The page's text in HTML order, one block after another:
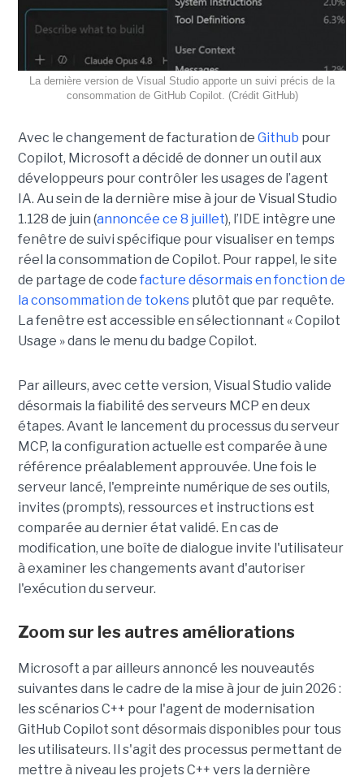
La dernière version de Visual Studio apporte un suivi précis de la
consommation de GitHub Copilot. (Crédit GitHub)
Avec le changement de facturation de Github pour
Copilot, Microsoft a décidé de donner un outil aux
développeurs pour contrôler les usages de l’agent
IA. Au sein de la dernière mise à jour de Visual Studio
1.128 de juin (annoncée ce 8 juillet), l’IDE intègre une
fenêtre de suivi spécifique pour visualiser en temps
réel la consommation de Copilot. Pour rappel, le site
de partage de code facture désormais en fonction de
la consommation de tokens plutôt que par requête.
La fenêtre est accessible en sélectionnant « Copilot
Usage » dans le menu du badge Copilot.
Par ailleurs, avec cette version, Visual Studio valide
désormais la fiabilité des serveurs MCP en deux
étapes. Avant le lancement du processus du serveur
MCP, la configuration actuelle est comparée à une
référence préalablement approuvée. Une fois le
serveur lancé, l'empreinte numérique de ses outils,
invites (prompts), ressources et instructions est
comparée au dernier état validé. En cas de
modification, une boîte de dialogue invite l'utilisateur
à examiner les changements avant d'autoriser
l'exécution du serveur.
Zoom sur les autres améliorations
Microsoft a par ailleurs annoncé les nouveautés
suivantes dans le cadre de la mise à jour de juin 2026 :
les scénarios C++ pour l'agent de modernisation
GitHub Copilot sont désormais disponibles pour tous
les utilisateurs. Il s'agit des processus permettant de
mettre à niveau les projets C++ vers la dernière